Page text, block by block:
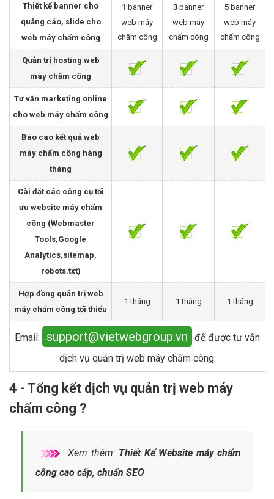
Thiết kế banner cho
quảng cáo, slide cho
web máy chấm công
1 banner
web máy
chấm công
3 banner
web máy
chấm công
5 banner
web máy
chấm công
Quản trị hosting web
máy chấm công
Tư vấn marketing online
cho web máy chấm công
Báo cáo kết quả web
máy chấm công hàng
tháng
Cài đặt các công cụ tối
ưu website máy chấm
công (Webmaster
Tools,Google
Analytics,sitemap,
robots.txt)
Hợp đồng quản trị web
máy chấm công tối thiểu
1 tháng 1 tháng 1 tháng
Email: support@vietwebgroup.vn
để được tư vấn
dịch vụ quản trị web máy chấm công.
4 - Tổng kết dịch vụ quản trị web máy
chấm công ?
Xem thêm: Thiết Kế Website máy chấm
công cao cấp, chuẩn SEO